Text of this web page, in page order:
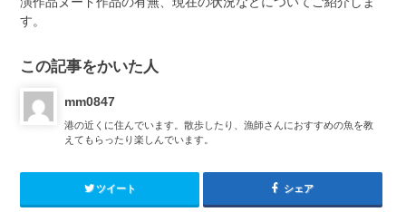
す。
この記事をかいた人
mm0847
港の近くに住んでいます。散歩したり、漁師さんにおすすめの魚を教
えてもらったり楽しんでいます。
ツイート シェア